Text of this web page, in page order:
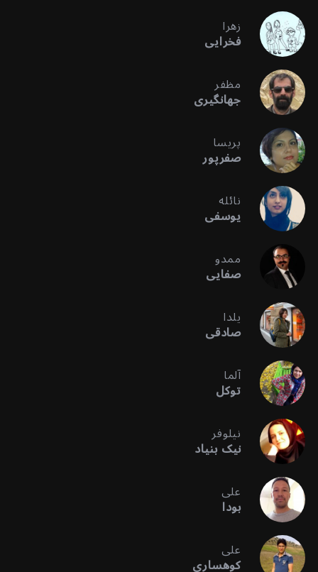
زهرا
فخرایی
مظفر
جهانگیری
پریسا
صفرپور
نائله
یوسفی
ممدو
صفایی
یلدا
صادقی
آلما
توکل
نیلوفر
نیک بنیاد
علی
بودا
علی
کوهساری